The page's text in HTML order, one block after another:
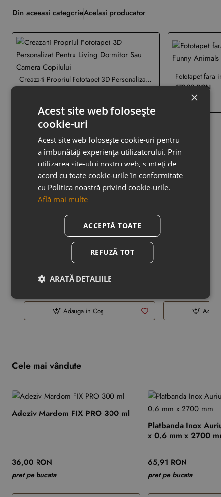
Din aceeasi categorieAcelasi producator
Creaza-ti Propriul Fototapet 3D Personalizat Pentru Living Dormitor Sau Camera Copilului
179,88 RON
S-ar putea să îți placă
Fototapet Fara Imbinari Dandelion
pret pe m2
Adauga in Coş
Cele mai vândute
Adeziv Mardom FIX PRO 300 ml
36,00 RON
pret pe bucata
Platbanda Inox
x 0.6 mm x 2700
65,91 RON
pret pe bucata
×
Acest site web folosește
cookie-uri
Acest site web folosește cookie-uri pentru
a îmbunătăți experiența utilizatorului. Prin
utilizarea site-ului nostru web, sunteți de
acord cu toate cookie-urile în conformitate
cu Politica noastră privind cookie-urile.
Află mai multe
ACCEPTĂ TOATE
REFUZĂ TOT
ARATĂ DETALIILE